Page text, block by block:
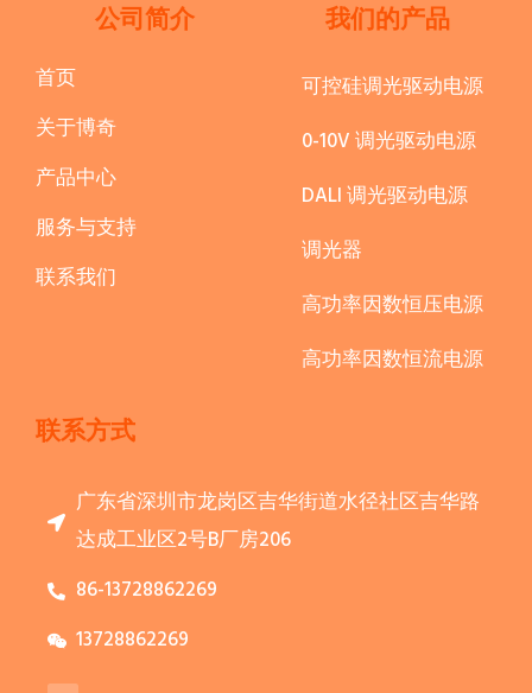
公司简介
首页
关于博奇
产品中心
服务与支持
联系我们
我们的产品
可控硅调光驱动电源
0-10V 调光驱动电源
DALI 调光驱动电源
调光器
高功率因数恒压电源
高功率因数恒流电源
联系方式
广东省深圳市龙岗区吉华街道水径社区吉华路
达成工业区2号B厂房206
86-13728862269
13728862269